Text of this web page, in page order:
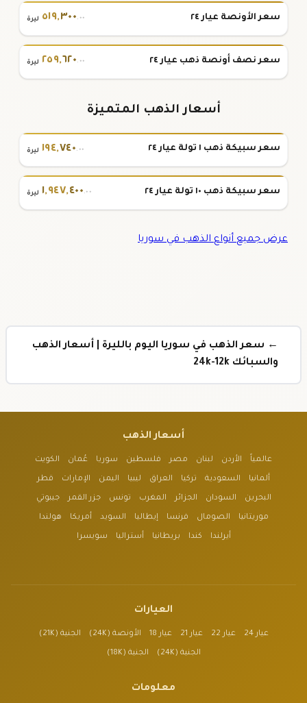
سعر الأونصة عيار ٢٤ ٥١٩,٣٠٠.٠٠ ليرة
سعر نصف أونصة ذهب عيار ٢٤ ٢٥٩,٦٢٠.٠٠ ليرة
أسعار الذهب المتميزة
سعر سبيكة ذهب ١ تولة عيار ٢٤ ١٩٤,٧٤٠.٠٠ ليرة
سعر سبيكة ذهب ١٠ تولة عيار ٢٤ ١,٩٤٧,٤٠٠.٠٠ ليرة
عرض جميع أنواع الذهب في سوريا
← سعر الذهب في سوريا اليوم بالليرة | أسعار الذهب
والسبائك 24k-12k
أسعار الذهب
عالمياً الأردن لبنان مصر فلسطين سوريا عُمان الكويت
ألمانيا السعودية تركيا العراق ليبيا اليمن الإمارات قطر
البحرين السودان الجزائر المغرب تونس جزر القمر جيبوتي
موريتانيا الصومال فرنسا إيطاليا السويد أمريكا هولندا
أيرلندا كندا بريطانيا أستراليا سويسرا
العيارات
عيار 24 عيار 22 عيار 21 عيار 18 الأونصة (24K) الجنية (21K)
الجنية (24K) الجنية (18K)
معلومات